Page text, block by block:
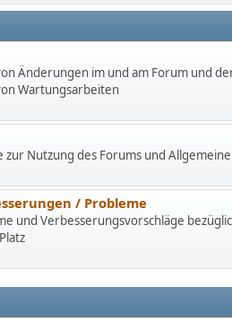
Änderungen im und am Forum und
Wartungsarbeiten
zur Nutzung des Forums und
/ Probleme
und Verbesserungsvorschläge